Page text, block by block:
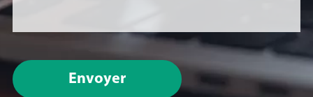
Envoyer